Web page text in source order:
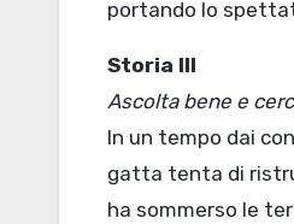
portando lo
Storia III
Ascolta bene e
In un tempo dai
gatta tenta di
ha sommerso le